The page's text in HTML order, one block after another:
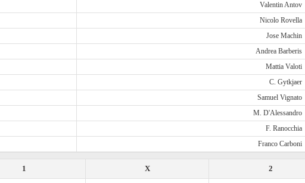
Valentin Antov
Nicolo Rovella
Jose Machin
Andrea Barberis
Mattia Valoti
C. Gytkjaer
Samuel Vignato
M. D'Alessandro
F. Ranocchia
Franco Carboni
2
X
1